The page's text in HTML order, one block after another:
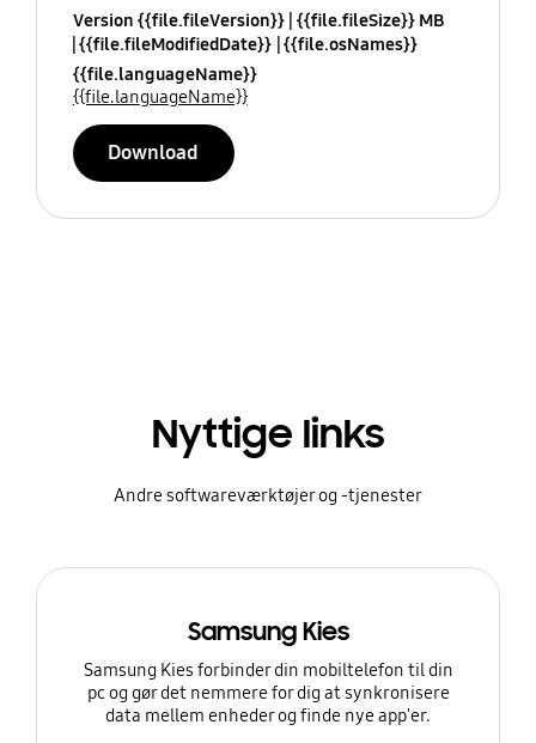
Version {{file.fileVersion}} {{file.fileSize}} MB
{{file.fileModifiedDate}} {{file.osNames}}
{{file.languageName}}
{{file.languageName}}
Download
Nyttige links
Andre softwareværktøjer og -tjenester
Samsung Kies
Samsung Kies forbinder din mobiltelefon til din
pc og gør det nemmere for dig at synkronisere
data mellem enheder og finde nye app'er.